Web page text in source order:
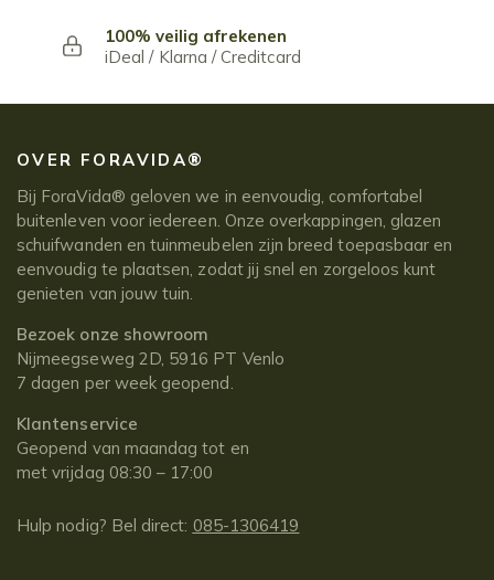
100% veilig afrekenen
iDeal / Klarna / Creditcard
OVER FORAVIDA®
Bij ForaVida® geloven we in eenvoudig, comfortabel
buitenleven voor iedereen. Onze overkappingen, glazen
schuifwanden en tuinmeubelen zijn breed toepasbaar en
eenvoudig te plaatsen, zodat jij snel en zorgeloos kunt
genieten van jouw tuin.
Bezoek onze showroom
Nijmeegseweg 2D, 5916 PT Venlo
7 dagen per week geopend.
Klantenservice
Geopend van maandag tot en
met vrijdag 08:30 – 17:00
Hulp nodig? Bel direct: 085-1306419